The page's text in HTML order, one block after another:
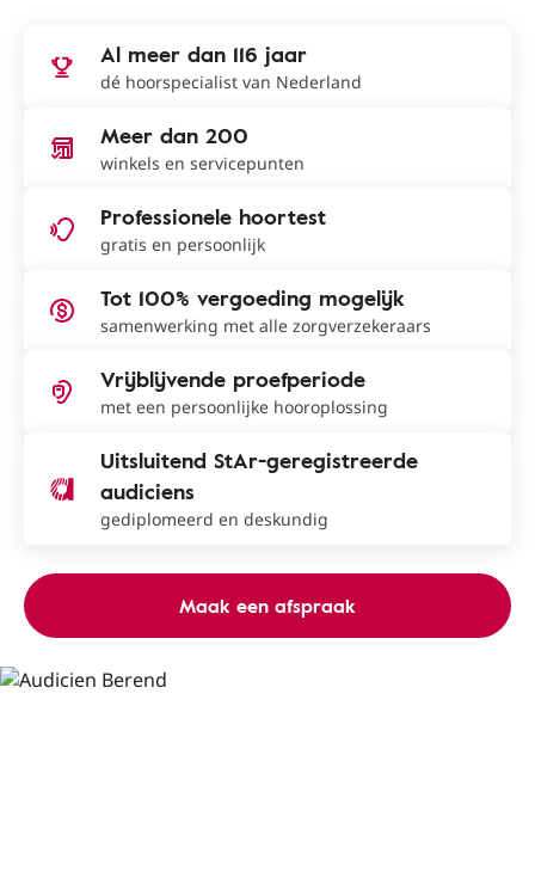
Al meer dan 116 jaar
dé hoorspecialist van Nederland
Meer dan 200
winkels en servicepunten
Professionele hoortest
gratis en persoonlijk
Tot 100% vergoeding mogelijk
samenwerking met alle zorgverzekeraars
Vrijblijvende proefperiode
met een persoonlijke hooroplossing
Uitsluitend StAr-geregistreerde
audiciens
gediplomeerd en deskundig
Maak een afspraak